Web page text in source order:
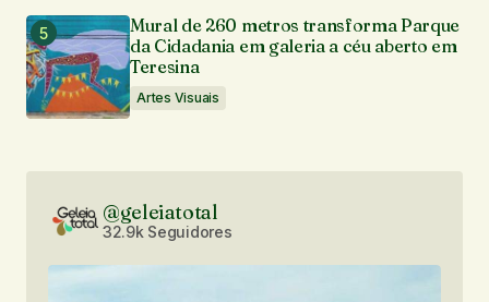
Mural de 260 metros transforma Parque
da Cidadania em galeria a céu aberto em
Teresina
Artes Visuais
@geleiatotal
32.9k Seguidores